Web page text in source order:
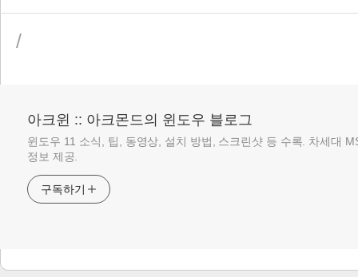
/
아크윈 :: 아크몬드의 윈도우 블로그
윈도우 11 소식, 팁, 동영상, 설치 방법, 스크린샷 등 수록. 차세대
정보 제공.
구독하기